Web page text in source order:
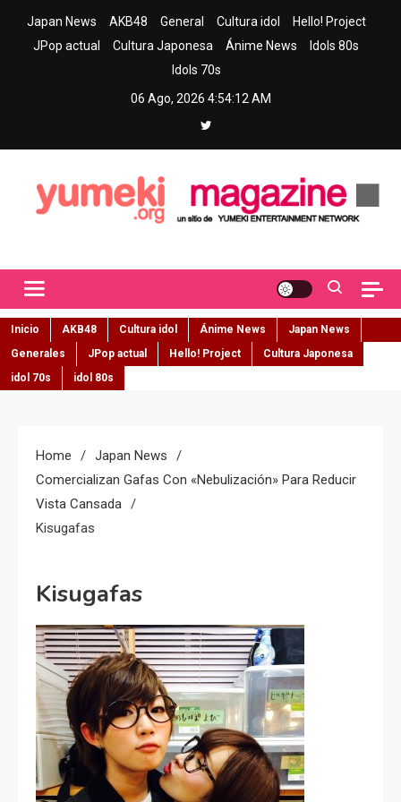
Japan News AKB48 General Cultura idol
Hello! Project
JPop actual
Cultura Japonesa Ánime News
Idols 80s
Idols 70s
06 Ago, 2026 4:54:13 AM
Inicio AKB48 Cultura idol Ánime News
Japan News
Generales
JPop actual Hello! Project
Cultura Japonesa
idol 70s
idol 80s
Home
Japan News
Comercializan Gafas Con «nebulización» Para Reducir
Vista Cansada
Kisugafas
Kisugafas